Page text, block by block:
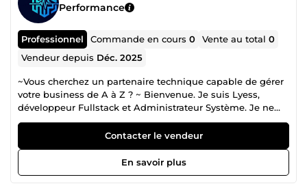
Performance
Professionnel Commande en cours0 Vente au total0
Vendeur depuis Déc. 2025
~Vous cherchez un partenaire technique capable de gérer
votre business de A à Z ? ~ Bienvenue. Je suis Lyess,
développeur Fullstack et Administrateur Système. Je ne
me contente pas de &quot;faire des sites&quot;, je bâtis
des infrastructures complètes pour vendre et durer. Mon
approche est globale : Du serveur qui héberge vos
données jusqu'au site qui encaisse vos clients. 🚀 PÔLE 1 :
DÉVELOPPEMENT WORDPRESS &amp; E-COMMERCE Un
Contacter le vendeur
En savoir plus